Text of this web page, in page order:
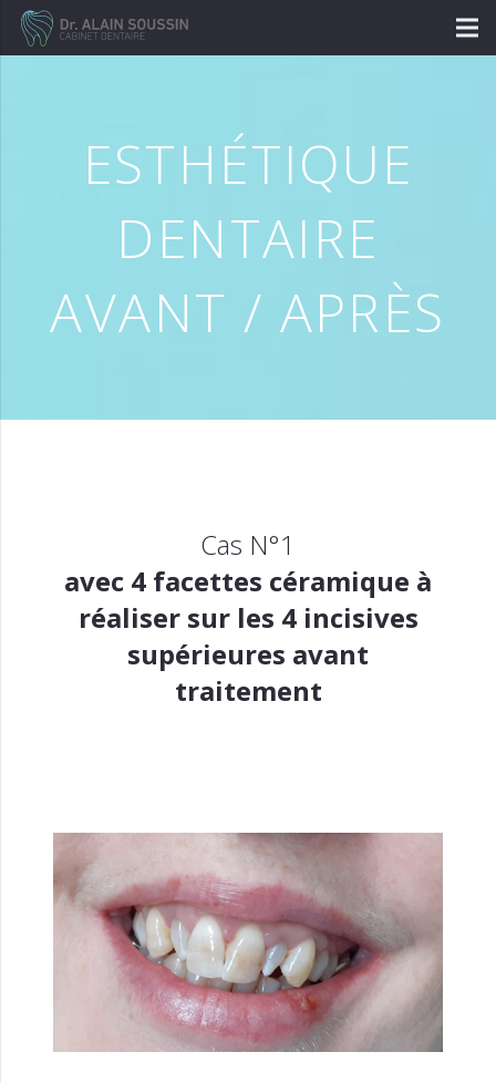
ESTHÉTIQUE
DENTAIRE
AVANT / APRÈS
Cas N°1
avec 4 facettes céramique à
réaliser sur les 4 incisives
supérieures avant
traitement